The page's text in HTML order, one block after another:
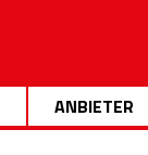
ANBIETER